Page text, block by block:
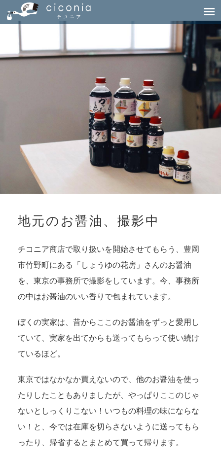
地元のお醤油、撮影中
チコニア商店で取り扱いを開始させてもらう、豊岡
市竹野町にある「しょうゆの花房」さんのお醤油
を、東京の事務所で撮影をしています。今、事務所
の中はお醤油のいい香りで包まれています。
ぼくの実家は、昔からここのお醤油をずっと愛用し
ていて、実家を出てからも送ってもらって使い続け
ているほど。
東京ではなかなか買えないので、他のお醤油を使っ
たりしたこともありましたが、やっぱりここのじゃ
ないとしっくりこない！いつもの料理の味にならな
い！と、今では在庫を切らさないように送ってもら
ったり、帰省するとまとめて買って帰ります。